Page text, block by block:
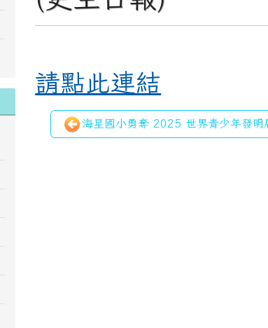
請點此連結
海星國小勇奪 2025 世界青少年發明